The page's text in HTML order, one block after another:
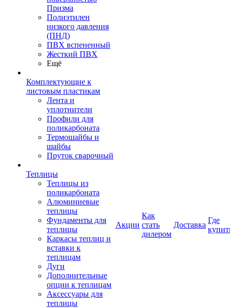
Призма
Полиэтилен
низкого давления
(ПНД)
ПВХ вспененный
Жесткий ПВХ
Ещё
Комплектующие к
листовым пластикам
Лента и
уплотнители
Профили для
поликарбоната
Термошайбы и
шайбы
Пруток сварочный
Теплицы
Теплицы из
поликарбоната
Алюминиевые
теплицы
Фундаменты для
теплицы
Каркасы теплиц и
вставки к
теплицам
Дуги
Дополнительные
опции к теплицам
Аксессуары для
теплицы
Акции
Как
стать
дилером
Доставка
Где